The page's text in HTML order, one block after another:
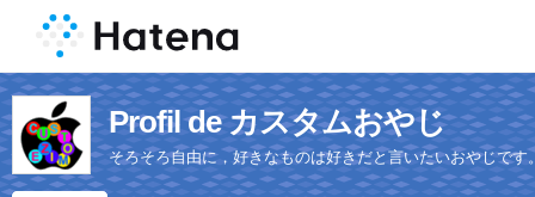
Profil de カスタムおやじ
そろそろ自由に，好きなものは好きだと言いたいおやじです